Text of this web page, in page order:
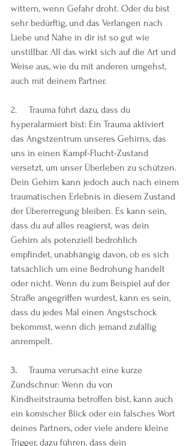
wittern, wenn Gefahr droht. Oder du bist
sehr bedürftig, und das Verlangen nach
Liebe und Nähe in dir ist so gut wie
unstillbar. All das wirkt sich auf die Art und
Weise aus, wie du mit anderen umgehst,
auch mit deinem Partner.
2.     Trauma führt dazu, dass du
hyperalarmiert bist: Ein Trauma aktiviert
das Angstzentrum unseres Gehirns, das
uns in einen Kampf-Flucht-Zustand
versetzt, um unser Überleben zu schützen.
Dein Gehirn kann jedoch auch nach einem
traumatischen Erlebnis in diesem Zustand
der Übererregung bleiben. Es kann sein,
dass du auf alles reagierst, was dein
Gehirn als potenziell bedrohlich
empfindet, unabhängig davon, ob es sich
tatsächlich um eine Bedrohung handelt
oder nicht. Wenn du zum Beispiel auf der
Straße angegriffen wurdest, kann es sein,
dass du jedes Mal einen Angstschock
bekommst, wenn dich jemand zufällig
anrempelt.
3.
Trauma verursacht eine kurze
Zündschnur: Wenn du von
Kindheitstrauma betroffen bist, kann auch
ein komischer Blick oder ein falsches Wort
deines Partners, oder viele andere kleine
Trigger, dazu führen, dass dein